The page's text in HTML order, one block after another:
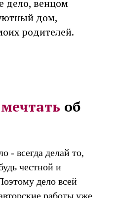
дело, венцом
дом,
родителей.
мечтать об
- всегда делай то,
честной и
дело всей
работы уже